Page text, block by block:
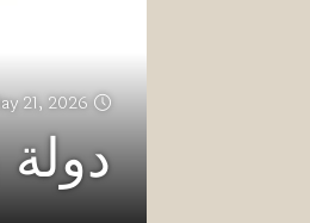
21, 2026
دولة